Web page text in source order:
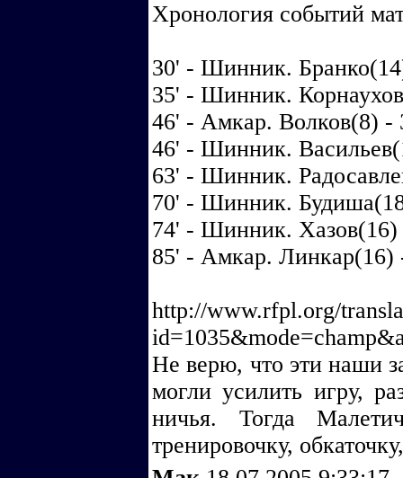
Хронология событий
30' - Шинник.
35' - Шинник.
46' - Амкар. Волков(8) -
46' - Шинник.
63' - Шинник.
70' - Шинник.
74' - Шинник. Хазов(16)
85' - Амкар.
http://www.rfpl.org/
Не верю, что эти наши
могли усилить игру,
ничья. Тогда
тренировочку,